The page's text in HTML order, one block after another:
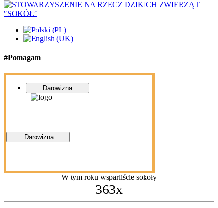
#Pomagam
Darowizna
Darowizna
W tym roku wsparliście sokoły
363x